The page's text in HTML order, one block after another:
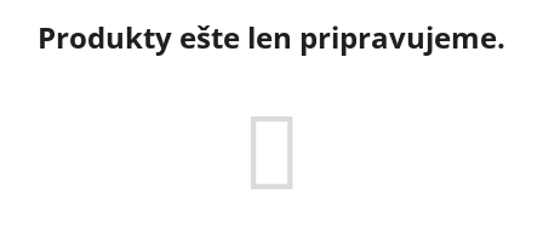
Produkty ešte len pripravujeme.